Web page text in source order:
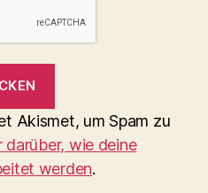
Akismet, um Spam zu
darüber, wie deine
werden.